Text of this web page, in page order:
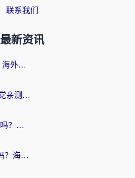
联系我们
最新资讯
雷神手游和sixfast哪个好？海外党亲测3款回国加速器，教你选对不踩坑
穿梭和快喵好用吗？海外党亲测：小众加速器对比+番茄加速器深度体验
云极和Unblock Youku好用吗？海外党亲测+2026回国加速器避坑指南
ChickCN和海外回国好用吗？海外党2026亲测：从手游到影音，选对加速器的3个关键